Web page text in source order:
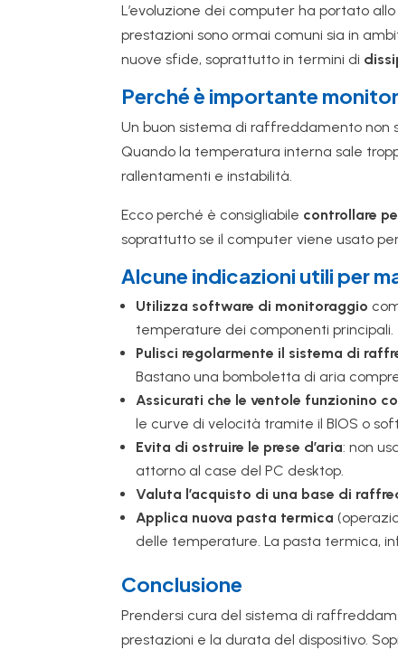
L’evoluzione dei computer ha portato
prestazioni sono ormai comuni sia in
nuove sfide, soprattutto in termini di
Perché è importante
Un buon sistema di raffreddamento non
Quando la temperatura interna sale
rallentamenti e instabilità.
Ecco perché è consigliabile controllare
soprattutto se il computer viene usato
Alcune indicazioni utili per
Utilizza software di monitoraggio
temperature dei componenti principali.
Pulisci regolarmente il sistema di
Bastano una bomboletta di aria
Assicurati che le ventole funzionino
le curve di velocità tramite il BIOS o
Evita di ostruire le prese d’aria: non
attorno al case del PC desktop.
Valuta l’acquisto di una base di
Applica nuova pasta termica
delle temperature. La pasta termica,
Conclusione
Prendersi cura del sistema di
prestazioni e la durata del dispositivo.